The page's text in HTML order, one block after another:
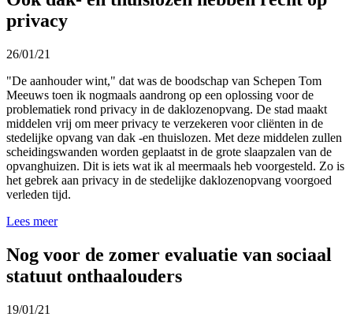
privacy
26/01/21
"De aanhouder wint," dat was de boodschap van Schepen Tom
Meeuws toen ik nogmaals aandrong op een oplossing voor de
problematiek rond privacy in de daklozenopvang. De stad maakt
middelen vrij om meer privacy te verzekeren voor cliënten in de
stedelijke opvang van dak -en thuislozen. Met deze middelen zullen
scheidingswanden worden geplaatst in de grote slaapzalen van de
opvanghuizen. Dit is iets wat ik al meermaals heb voorgesteld. Zo is
het gebrek aan privacy in de stedelijke daklozenopvang voorgoed
verleden tijd.
Lees meer
Nog voor de zomer evaluatie van sociaal
statuut onthaalouders
19/01/21